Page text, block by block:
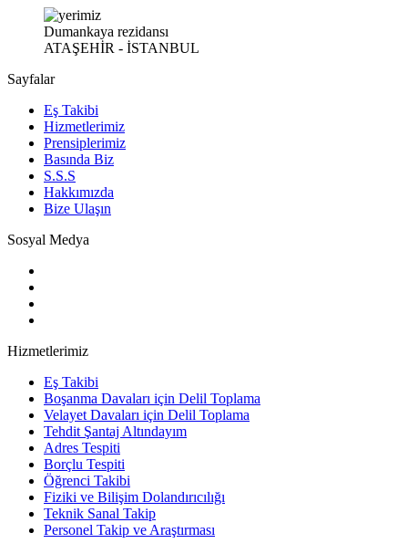
Dumankaya rezidansı
ATAŞEHİR - İSTANBUL
Sayfalar
Eş Takibi
Hizmetlerimiz
Prensiplerimiz
Basında Biz
S.S.S
Hakkımızda
Bize Ulaşın
Sosyal Medya
Hizmetlerimiz
Eş Takibi
Boşanma Davaları için Delil Toplama
Velayet Davaları için Delil Toplama
Tehdit Şantaj Altındayım
Adres Tespiti
Borçlu Tespiti
Öğrenci Takibi
Fiziki ve Bilişim Dolandırıcılığı
Teknik Sanal Takip
Personel Takip ve Araştırması